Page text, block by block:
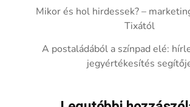
Mikor és hol hirdessek? –
Tixától
A postaládából a színpad elé:
jegyértékesítés